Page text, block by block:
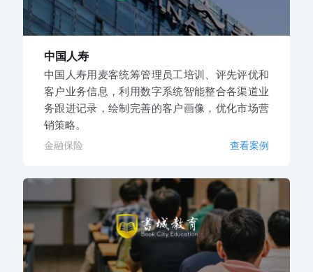
中国人寿
中国人寿用麦客统筹管理员工培训、评先评优和
客户业务信息，利用数字系统智能整合各渠道业
务跟进记录，绘制完善的客户画像，优化市场营
销策略。
金融保险 查看案例